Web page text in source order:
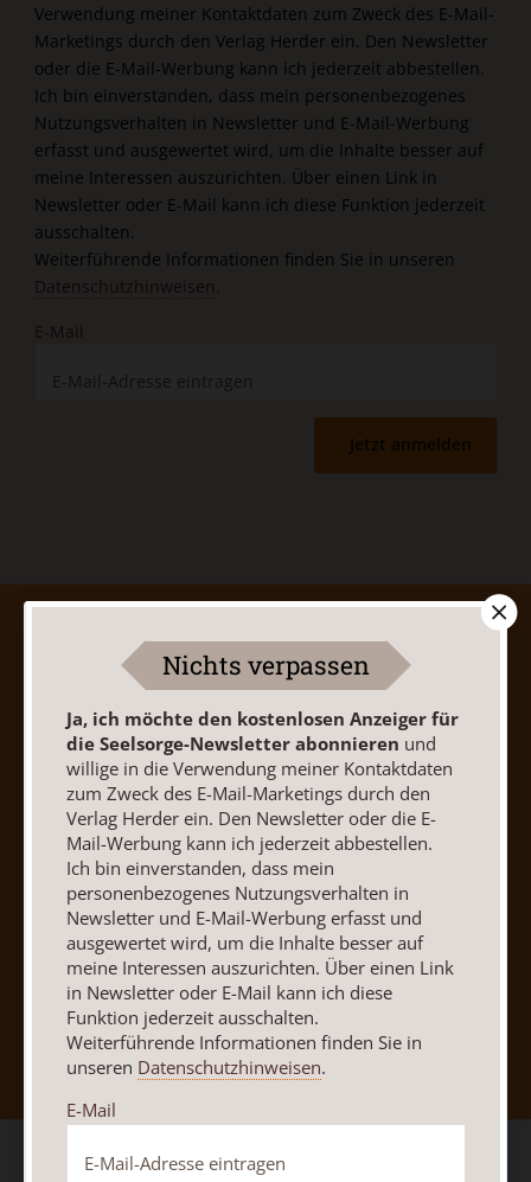
Verwendung meiner Kontaktdaten zum Zweck des E-Mail-
Marketings durch den Verlag Herder ein. Den Newsletter
oder die E-Mail-Werbung kann ich jederzeit abbestellen.
Ich bin einverstanden, dass mein personenbezogenes
Nutzungsverhalten in Newsletter und E-Mail-Werbung
erfasst und ausgewertet wird, um die Inhalte besser auf
meine Interessen auszurichten. Über einen Link in
Newsletter oder E-Mail kann ich diese Funktion jederzeit
ausschalten.
Weiterführende Informationen finden Sie in unseren
Datenschutzhinweisen.
E-Mail
Jetzt anmelden
Barrierefreiheit
Impressum
Vertrag widerrufen Abo online kündigen
Nach oben
Nichts verpassen
Ja, ich möchte den kostenlosen Anzeiger für
die Seelsorge-Newsletter abonnieren und
willige in die Verwendung meiner Kontaktdaten
zum Zweck des E-Mail-Marketings durch den
Verlag Herder ein. Den Newsletter oder die E-
Mail-Werbung kann ich jederzeit abbestellen.
Ich bin einverstanden, dass mein
personenbezogenes Nutzungsverhalten in
Newsletter und E-Mail-Werbung erfasst und
ausgewertet wird, um die Inhalte besser auf
meine Interessen auszurichten. Über einen Link
in Newsletter oder E-Mail kann ich diese
Funktion jederzeit ausschalten.
Weiterführende Informationen finden Sie in
unseren Datenschutzhinweisen.
E-Mail